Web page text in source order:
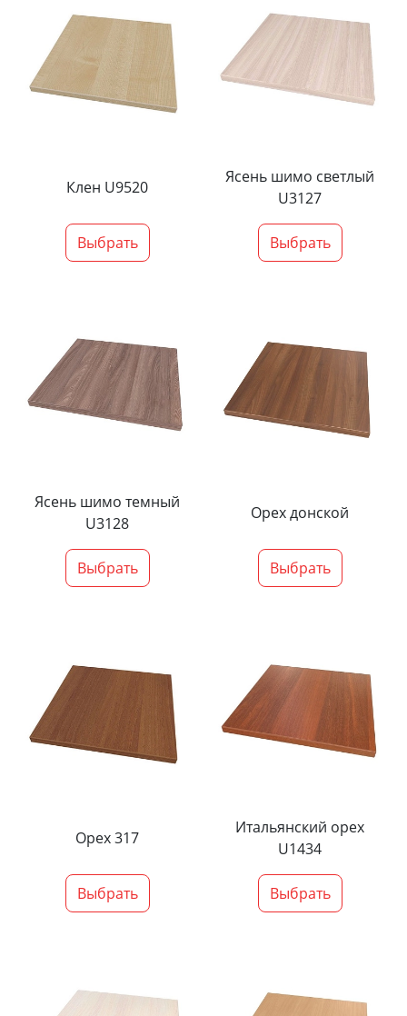
Клен U9520
Выбрать
Ясень шимо светлый
U3127
Выбрать
Ясень шимо темный
U3128
Выбрать
Орех донской
Выбрать
Орех 317
Выбрать
Итальянский орех
U1434
Выбрать